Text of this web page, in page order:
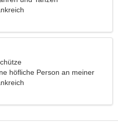
höfliche Person an meiner